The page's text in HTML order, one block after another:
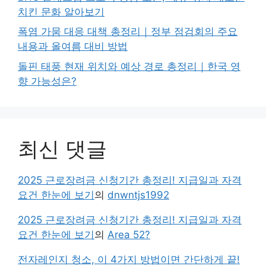
치킨 문화 알아보기
폭염 가뭄 대응 대책 총정리｜정부 점검회의 주요
내용과 올여름 대비 방법
돌핀 태풍 현재 위치와 예상 경로 총정리｜한국 영
향 가능성은?
최신 댓글
2025 근로장려금 신청기간 총정리! 지급일과 자격
요건 한눈에 보기의 dnwntjs1992
2025 근로장려금 신청기간 총정리! 지급일과 자격
요건 한눈에 보기의 Area 52?
전자레인지 청소, 이 4가지 방법이면 간단하게 끝!